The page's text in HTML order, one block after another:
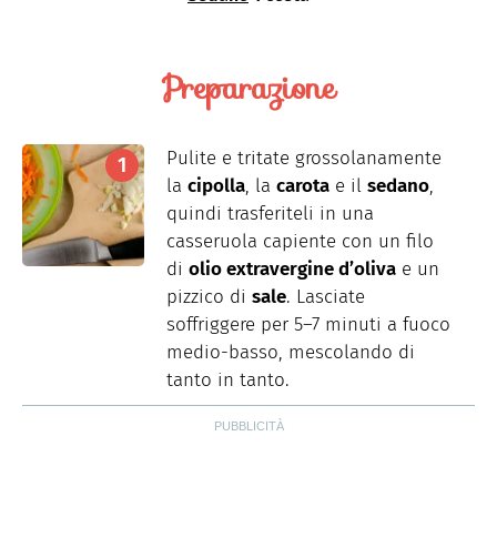
Preparazione
Pulite e tritate grossolanamente
la cipolla, la carota e il sedano,
quindi trasferiteli in una
casseruola capiente con un filo
di olio extravergine d’oliva e un
pizzico di sale. Lasciate
soffriggere per 5–7 minuti a fuoco
medio-basso, mescolando di
tanto in tanto.